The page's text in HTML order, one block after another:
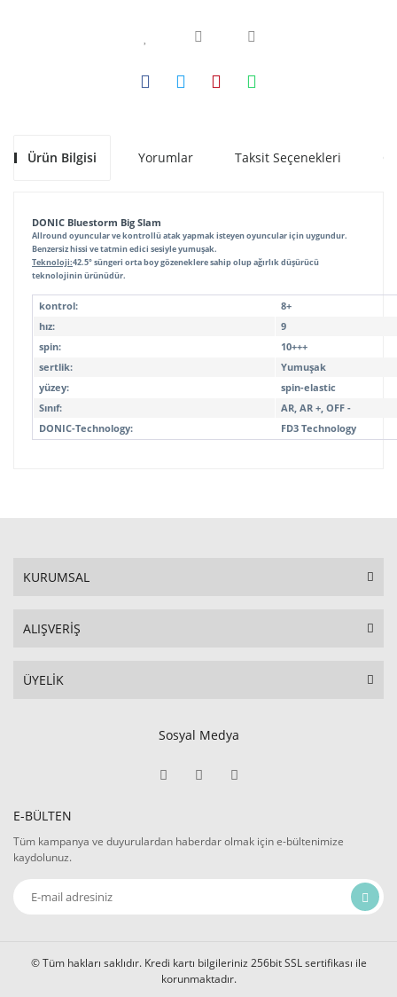
Ürün Bilgisi Yorumlar Taksit Seçenekleri
DONIC Bluestorm Big Slam
Allround oyuncular ve kontrollü atak yapmak isteyen oyuncular için uygundur.
Benzersiz hissi ve tatmin edici sesiyle yumuşak.
Teknoloji:42.5° süngeri orta boy gözeneklere sahip olup ağırlık düşürücü
teknolojinin ürünüdür.
kontrol:
8+
hız:
9
spin:
10+++
sertlik:
Yumuşak
yüzey:
spin-elastic
Sınıf:
AR, AR +, OFF -
DONIC-Technology:
FD3 Technology
KURUMSAL
ALIŞVERİŞ
ÜYELİK
Sosyal Medya
E-BÜLTEN
Tüm kampanya ve duyurulardan haberdar olmak için e-bültenimize
kaydolunuz.
© Tüm hakları saklıdır. Kredi kartı bilgileriniz 256bit SSL sertifikası ile
korunmaktadır.